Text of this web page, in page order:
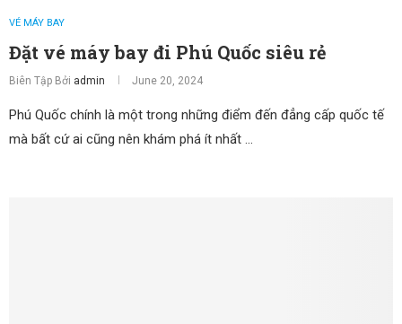
VÉ MÁY BAY
Đặt vé máy bay đi Phú Quốc siêu rẻ
Biên Tập Bởi admin June 20, 2024
Phú Quốc chính là một trong những điểm đến đẳng cấp quốc tế
mà bất cứ ai cũng nên khám phá ít nhất …